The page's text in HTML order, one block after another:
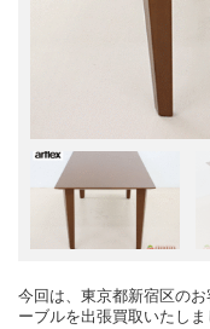
今回は、東京都新宿区の
ーブルを出張買取いたしま